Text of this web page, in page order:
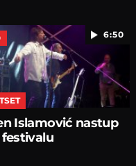
6:50
Islamović nastup
festivalu